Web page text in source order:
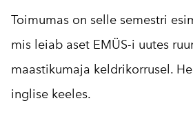
Toimumas on selle semestri
mis leiab aset EMÜS-i uutes
maastikumaja keldrikorrusel.
inglise keeles.